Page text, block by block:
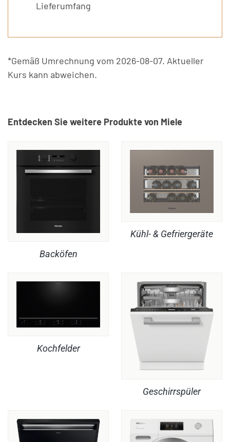
Lieferumfang
*Gemäß Umrechnung vom 2026-08-07. Aktueller
Kurs kann abweichen.
Entdecken Sie weitere Produkte von Miele
Backöfen
Kühl- & Gefriergeräte
Kochfelder
Geschirrspüler